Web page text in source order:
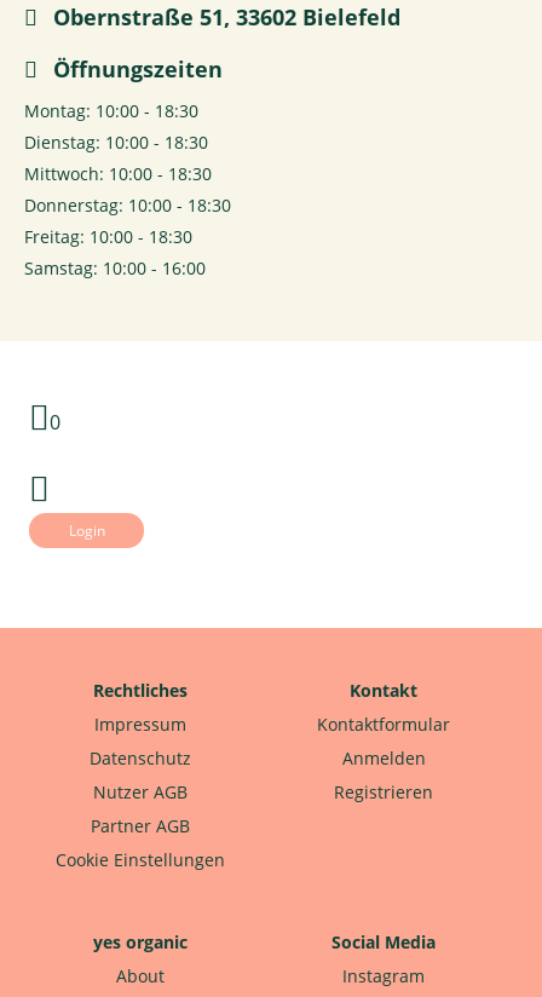
Obernstraße 51, 33602 Bielefeld
Öffnungszeiten
Montag: 10:00 - 18:30
Dienstag: 10:00 - 18:30
Mittwoch: 10:00 - 18:30
Donnerstag: 10:00 - 18:30
Freitag: 10:00 - 18:30
Samstag: 10:00 - 16:00
0
Login
Rechtliches
Impressum
Datenschutz
Nutzer AGB
Partner AGB
Cookie Einstellungen
Kontakt
Kontaktformular
Anmelden
Registrieren
yes organic
About
Social Media
Instagram